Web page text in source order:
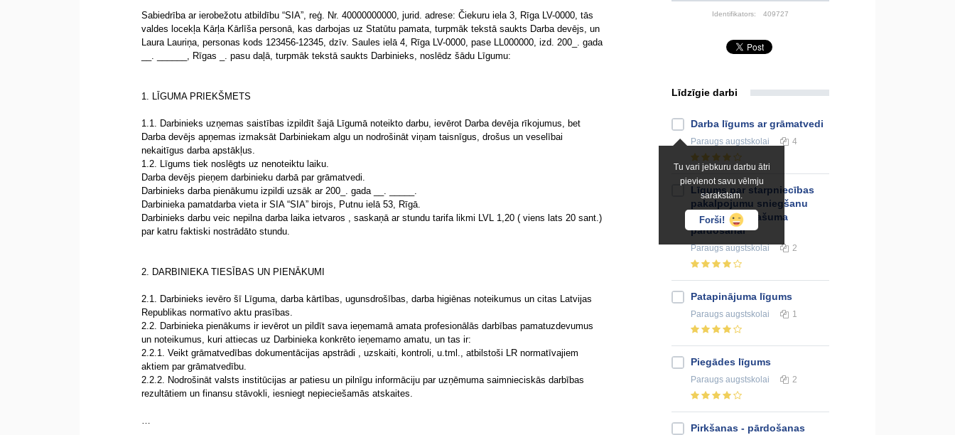
Identifikators: 409727
Sabiedrība ar ierobežotu atbildību “SIA”, reģ. Nr. 40000000000, jurid. adrese: Čiekuru iela 3, Rīga LV-0000, tās
valdes locekļa Kārļa Kārlīša personā, kas darbojas uz Statūtu pamata, turpmāk tekstā saukts Darba devējs, un
Laura Lauriņa, personas kods 123456-12345, dzīv. Saules ielā 4, Rīga LV-0000, pase LL000000, izd. 200_. gada
__. ______, Rīgas _. pasu daļā, turpmāk tekstā saukts Darbinieks, noslēdz šādu Līgumu:
1. LĪGUMA PRIEKŠMETS
1.1. Darbinieks uzņemas saistības izpildīt šajā Līgumā noteikto darbu, ievērot Darba devēja rīkojumus, bet
Darba devējs apņemas izmaksāt Darbiniekam algu un nodrošināt viņam taisnīgus, drošus un veselībai
nekaitīgus darba apstākļus.
1.2. Līgums tiek noslēgts uz nenoteiktu laiku.
Darba devējs pieņem darbinieku darbā par grāmatvedi.
Darbinieks darba pienākumu izpildi uzsāk ar 200_. gada __. _____.
Darbinieka pamatdarba vieta ir SIA “SIA” birojs, Putnu ielā 53, Rīgā.
Darbinieks darbu veic nepilna darba laika ietvaros , saskaņā ar stundu tarifa likmi LVL 1,20 ( viens lats 20 sant.)
par katru faktiski nostrādāto stundu.
2. DARBINIEKA TIESĪBAS UN PIENĀKUMI
2.1. Darbinieks ievēro šī Līguma, darba kārtības, ugunsdrošības, darba higiēnas noteikumus un citas Latvijas
Republikas normatīvo aktu prasības.
2.2. Darbinieka pienākums ir ievērot un pildīt sava ieņemamā amata profesionālās darbības pamatuzdevumus
un noteikumus, kuri attiecas uz Darbinieka konkrēto ieņemamo amatu, un tas ir:
2.2.1. Veikt grāmatvedības dokumentācijas apstrādi , uzskaiti, kontroli, u.tml., atbilstoši LR normatīvajiem
aktiem par grāmatvedību.
2.2.2. Nodrošināt valsts institūcijas ar patiesu un pilnīgu informāciju par uzņēmuma saimnieciskās darbības
rezultātiem un finansu stāvokli, iesniegt nepieciešamās atskaites.
…
Līdzīgie darbi
Tu vari jebkuru darbu ātri
pievienot savu vēlmju
sarakstam.
Forši!
Darba līgums ar grāmatvedi
Paraugs augstskolai 4
Līgums par starpniecības
pakalpojumu sniegšanu
nekustamā īpašuma
pārdošanai
Paraugsaugstskolai 2
Patapinājuma līgums
Paraugs augstskolai 1
Piegādes līgums
Paraugs augstskolai 2
Pirkšanas - pārdošanas